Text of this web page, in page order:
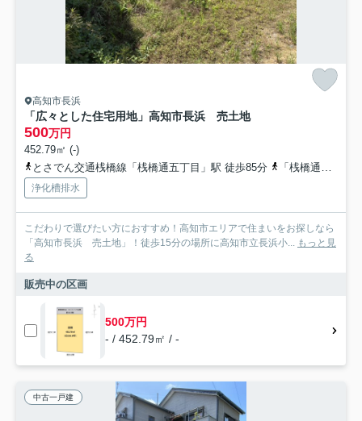
高知市長浜
「広々とした住宅用地」高知市長浜 売土地
500万円
452.79㎡ (-)
とさでん交通桟橋線「桟橋通五丁目」駅 徒歩85分
「桟橋通五丁目」駅 徒歩85分 「亀ケ岩」バス停下車 徒歩分
浄化槽排水
こだわりで選びたい方におすすめ！高知市エリアで住まいをお探しなら
「高知市長浜 売土地」！徒歩15分の場所に高知市立長浜小... もっと見
る
販売中の区画
500万円
- / 452.79㎡ / -
中古一戸建